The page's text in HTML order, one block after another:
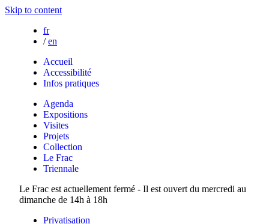
Skip to content
fr
/ en
Accueil
Accessibilité
Infos pratiques
Agenda
Expositions
Visites
Projets
Collection
Le Frac
Triennale
Le Frac est actuellement fermé - Il est ouvert du mercredi au
dimanche de 14h à 18h
Privatisation